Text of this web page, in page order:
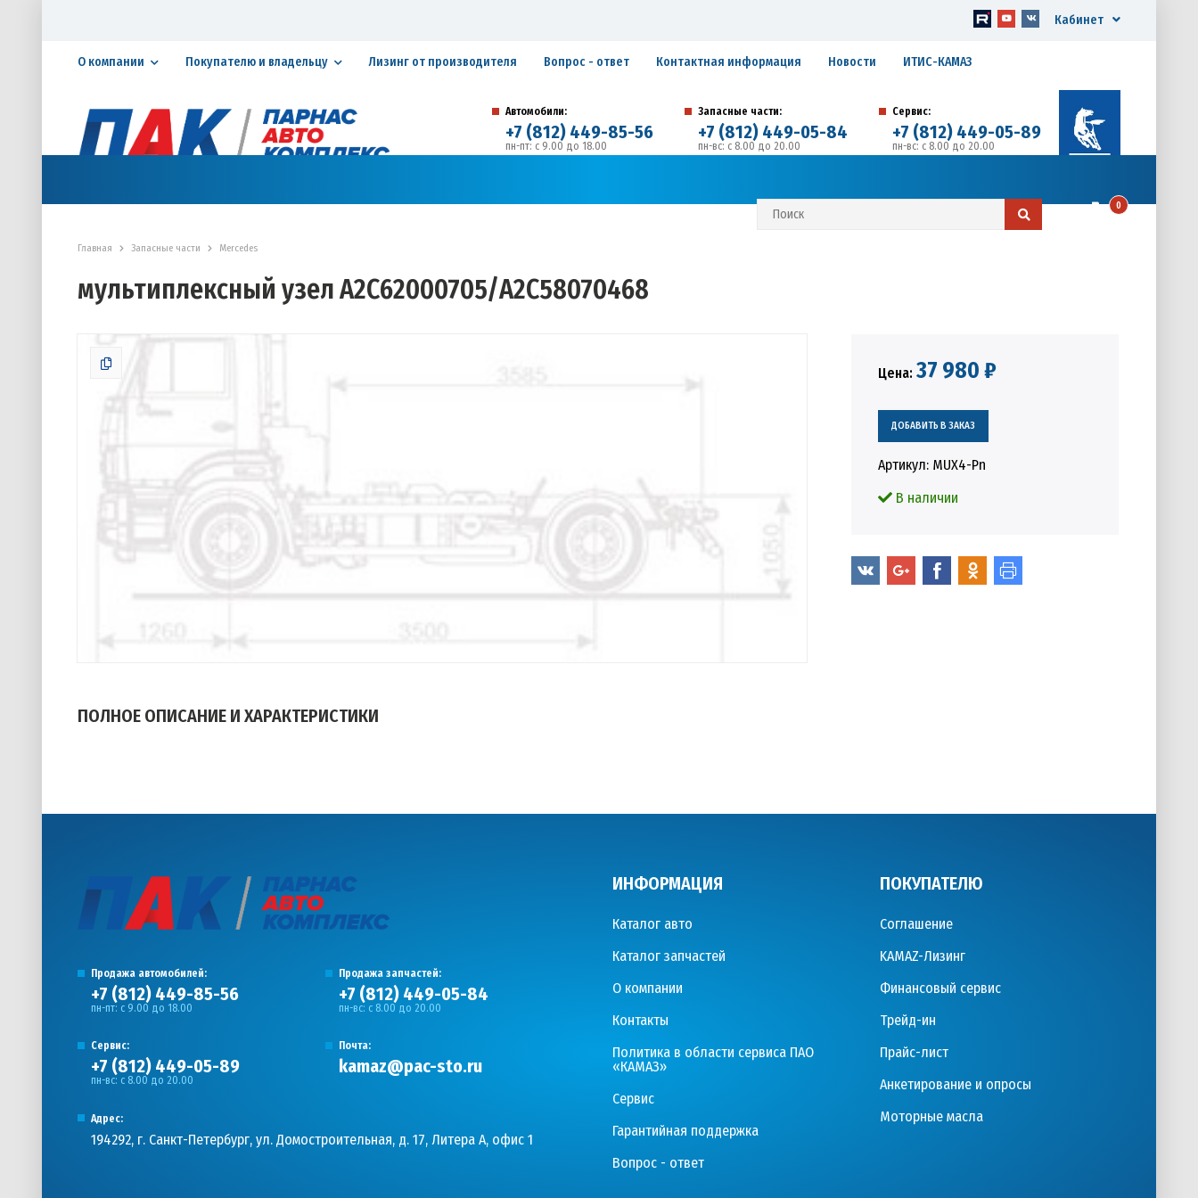
Кабинет
О компании Покупателю и владельцу Лизинг от производителя Вопрос - ответ Контактная информация Новости ИТИС-КАМАЗ
Автомобили:
+7 (812) 449-85-56
пн-пт: с 9.00 до 18.00
Запасные части:
+7 (812) 449-05-84
пн-вс: с 8.00 до 20.00
Сервис:
+7 (812) 449-05-89
пн-вс: с 8.00 до 20.00
0
Главная Запасные части Mercedes
мультиплексный узел А2С62000705/А2С58070468
Цена: 37 980 ₽
Артикул: MUX4-Pn
В наличии
ПОЛНОЕ ОПИСАНИЕ И ХАРАКТЕРИСТИКИ
Продажа автомобилей:
+7 (812) 449-85-56
пн-пт: с 9.00 до 18.00
Продажа запчастей:
+7 (812) 449-05-84
пн-вс: с 8.00 до 20.00
Сервис:
+7 (812) 449-05-89
пн-вс: с 8.00 до 20.00
Почта:
kamaz@pac-sto.ru
Адрес:
194292, г. Санкт-Петербург, ул. Домостроительная, д. 17, Литера А, офис 1
ИНФОРМАЦИЯ
Каталог авто
Каталог запчастей
О компании
Контакты
Политика в области сервиса ПАО
«КАМАЗ»
Сервис
Гарантийная поддержка
Вопрос - ответ
ПОКУПАТЕЛЮ
Соглашение
KAMAZ-Лизинг
Финансовый сервис
Трейд-ин
Прайс-лист
Анкетирование и опросы
Моторные масла